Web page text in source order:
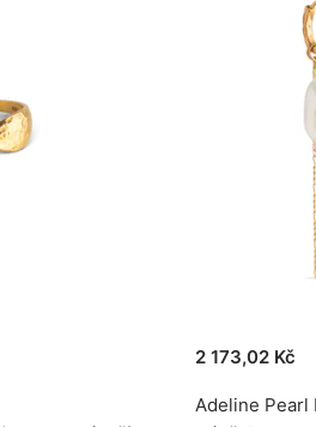
2 173,02 Kč
Adeline Pearl